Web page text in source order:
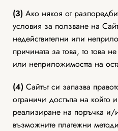
(3) Ако някоя от
условия за ползване на
недействителни или
причината за това, то това
или неприложимостта на
(4) Сайтът си запазва
ограничи достъпа на който
реализиране на поръчка и/
възможните платежни